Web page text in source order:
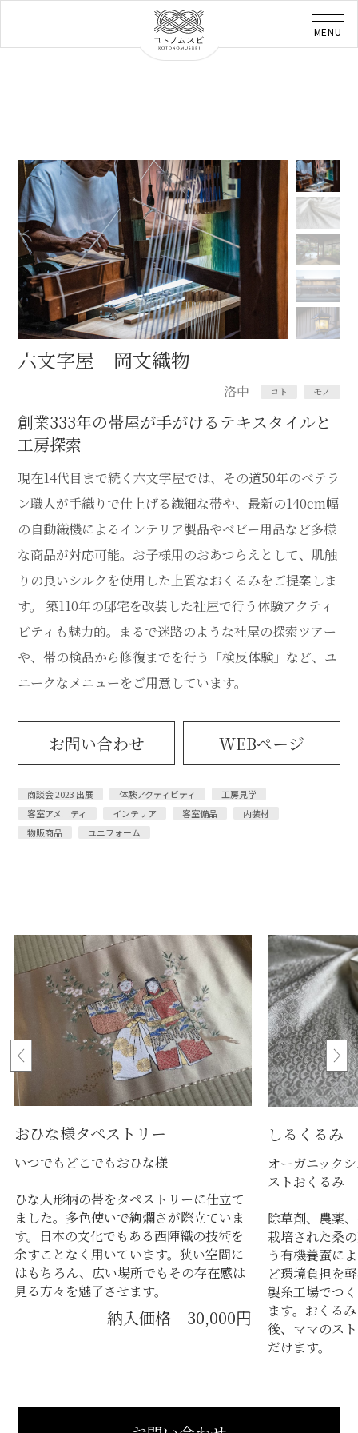
六文字屋 岡文織物
洛中 コト モノ
創業333年の帯屋が手がけるテキスタイルと
工房探索
現在14代目まで続く六文字屋では、その道50年のベテラ
ン職人が手織りで仕上げる繊細な帯や、最新の140cm幅
の自動織機によるインテリア製品やベビー用品など多様
な商品が対応可能。お子様用のおあつらえとして、肌触
りの良いシルクを使用した上質なおくるみをご提案しま
す。 築110年の邸宅を改装した社屋で行う体験アクティ
ビティも魅力的。まるで迷路のような社屋の探索ツアー
や、帯の検品から修復までを行う「検反体験」など、ユ
ニークなメニューをご用意しています。
お問い合わせ WEBページ
商談会 2023 出展 体験アクティビティ
工房見学
客室アメニティ
インテリア 客室備品
内装材
物販商品
ユニフォーム
おひな様タペストリー
いつでもどこでもおひな様
ひな人形柄の帯をタペストリーに仕立て
ました。多色使いで絢爛さが際立ていま
す。日本の文化でもある西陣織の技術を
余すことなく用いています。狭い空間に
はもちろん、広い場所でもその存在感は
見る方々を魅了させます。
納入価格 30,000円
しるくるみ
オーガニック
ストおくるみ
除草剤、農薬
栽培された桑
う有機養蚕に
ど環境負担を
製糸工場でつ
ます。おくる
後、ママのス
だけます。